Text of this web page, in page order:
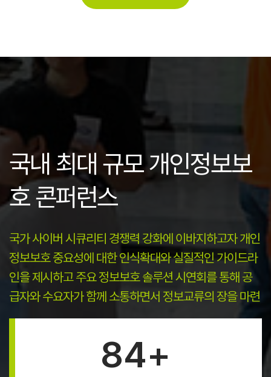
국내 최대 규모 개인정보보
호 콘퍼런스
국가 사이버 시큐리티 경쟁력 강화에 이바지하고자 개인
정보보호 중요성에 대한 인식확대와 실질적인 가이드라
인을 제시하고 주요 정보보호 솔루션 시연회를 통해 공
급자와 수요자가 함께 소통하면서 정보교류의 장을 마련
84+